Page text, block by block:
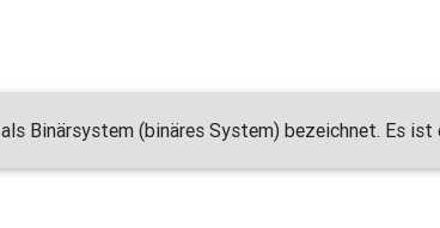
Binärsystem (binäres System) bezeichnet. Es